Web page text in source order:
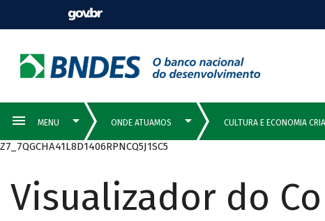
Z7_7QGCHA41L8D1406RPNCQ5J1SC5
Visualizador do